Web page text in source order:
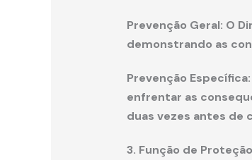
Prevenção Geral: O
demonstrando as
Prevenção
enfrentar as
duas vezes antes de
3. Função de